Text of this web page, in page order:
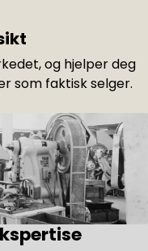
og hjelper deg
som faktisk selger.